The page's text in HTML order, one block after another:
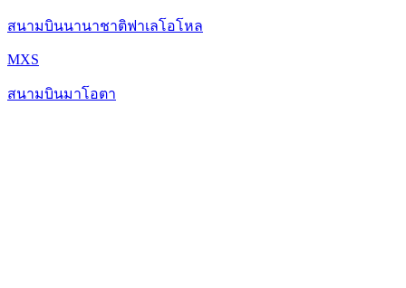
สนามบินนานาชาติฟาเลโอโหล
MXS
สนามบินมาโอตา